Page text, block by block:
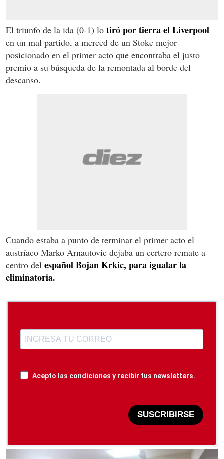
El triunfo de la ida (0-1) lo tiró por tierra el Liverpool
en un mal partido, a merced de un Stoke mejor
posicionado en el primer acto que encontraba el justo
premio a su búsqueda de la remontada al borde del
descanso.
Cuando estaba a punto de terminar el primer acto el
austríaco Marko Arnautovic dejaba un certero remate a
centro del español Bojan Krkic, para igualar la
eliminatoria.
Acepto las condiciones y recibir tus newsletters.
SUSCRIBIRSE